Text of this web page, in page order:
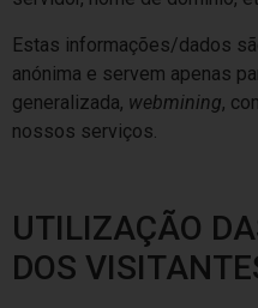
Estas informações/dados
anónima e servem apenas
generalizada, webmining,
nossos serviços.
UTILIZAÇÃO
DOS